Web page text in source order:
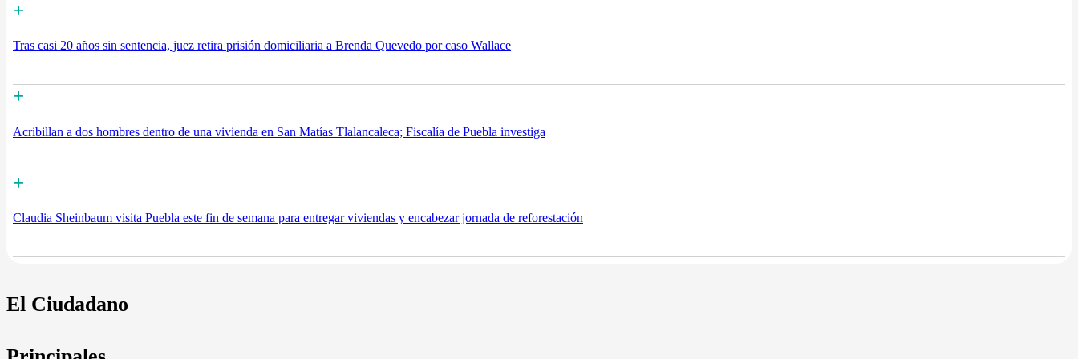
+
Tras casi 20 años sin sentencia, juez retira prisión domiciliaria a Brenda Quevedo por caso Wallace
+
Acribillan a dos hombres dentro de una vivienda en San Matías Tlalancaleca; Fiscalía de Puebla investiga
+
Claudia Sheinbaum visita Puebla este fin de semana para entregar viviendas y encabezar jornada de reforestación
El Ciudadano